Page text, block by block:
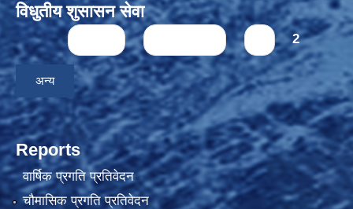
विधुतीय शुसासन सेवा
Pages 2
अन्य
Reports
वार्षिक प्रगति प्रतिवेदन
चौमासिक प्रगति प्रतिवेदन